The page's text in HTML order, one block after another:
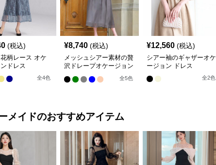
(税込)
柄レース オケ
ドレス
全4色
¥8,740 (税込)
メッシュシアー素材の贅
沢ドレープオケージョン
全5色
¥12,560 (税込)
シアー袖のギャザーオケ
ージョン ドレス
全2色
メイドのおすすめアイテム